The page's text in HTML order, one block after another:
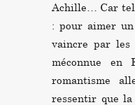
Achille… Car
: pour aimer
vaincre par les
méconnue en
romantisme
ressentir que la